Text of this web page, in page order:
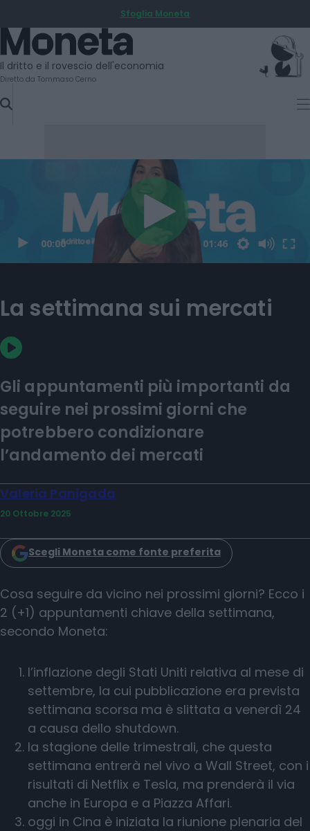
TO
CONTENT
Sfoglia Moneta
Moneta
Il dritto e il rovescio dell'economia
Diretto da Tommaso Cerno
La settimana sui mercati
Gli appuntamenti più importanti da
seguire nei prossimi giorni che
potrebbero condizionare
l’andamento dei mercati
Valeria Panigada
20 Ottobre 2025
Scegli Moneta come fonte preferita
Cosa seguire da vicino nei prossimi giorni? Ecco i
2 (+1) appuntamenti chiave della settimana,
secondo Moneta:
l’inflazione degli Stati Uniti relativa al mese di
settembre, la cui pubblicazione era prevista
settimana scorsa ma è slittata a venerdì 24
a causa dello shutdown.
la stagione delle trimestrali, che questa
settimana entrerà nel vivo a Wall Street, con i
risultati di Netflix e Tesla, ma prenderà il via
anche in Europa e a Piazza Affari.
oggi in Cina è iniziata la riunione plenaria del